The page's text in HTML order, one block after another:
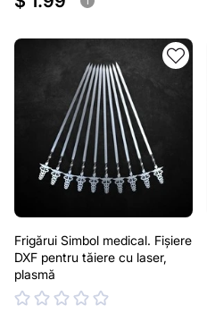
Frigărui Simbol medical. Fișiere
DXF pentru tăiere cu laser,
plasmă